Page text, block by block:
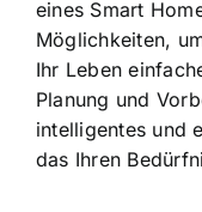
eines Smart
Möglichkeiten,
Ihr Leben
Planung und
intelligentes und
das Ihren